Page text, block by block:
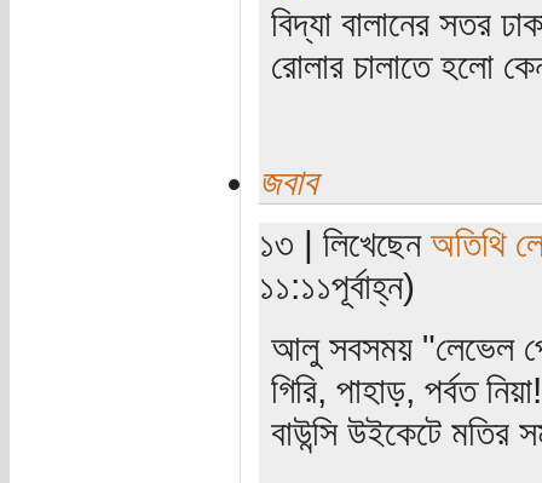
বিদ্যা বালানের সতর
রোলার চালাতে হলো
জবাব
১৩ | লিখেছেন অতিথি
১১:১১পূর্বাহ্ন)
আলু সবসময় "লেভেল
গিরি, পাহাড়, পর্বত
বাউন্সি উইকেটে মতির